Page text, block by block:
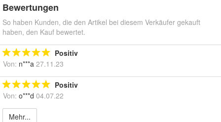
Bewertungen
So haben Kunden, die den Artikel bei diesem Verkäufer gekauft
haben, den Kauf bewertet.
Positiv
Von: n***a 27.11.23
Positiv
Von: o***d 04.07.22
Mehr...